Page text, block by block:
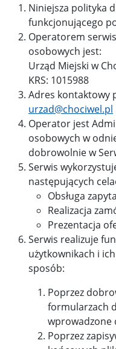
Niniejsza polityka
funkcjonującego
Operatorem
osobowych jest:
Urząd Miejski w
KRS: 1015988
Adres kontaktowy
urzad@chociwel.pl
Operator jest
osobowych w
dobrowolnie w
Serwis
następujących
Obsługa
Realizacja
Prezentacja
Serwis realizuje
użytkownikach i
sposób:
Poprzez
formularzach
wprowadzone
Poprzez